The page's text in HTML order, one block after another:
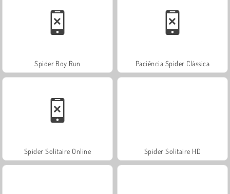
Spider Boy Run Paciência Spider Clássica
Spider Solitaire Online Spider Solitaire HD